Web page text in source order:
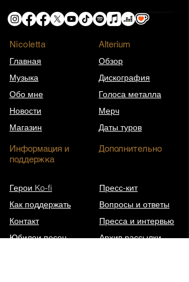
Nicoletta
Главная
Музыка
Обо мне
Новости
Магазин
​Alterium
Обзор
Дискография
Голоса металла
Мерч
Даты туров
Информация и
поддержка
Дополнительно
Герои Ko-fi
Как поддержать
Контакт
Юбилеи песен
Пресс-кит
Вопросы и ответы
Пресса и интервью
Архив рассылки